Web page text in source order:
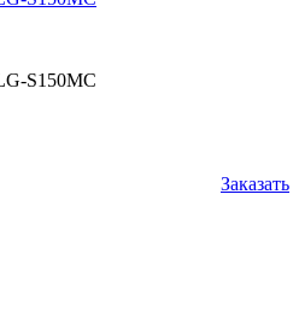
S150MС
Заказать